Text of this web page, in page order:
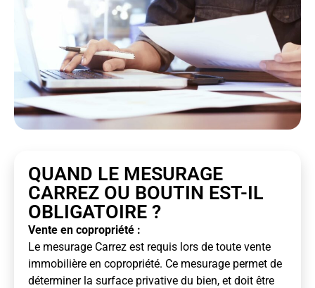
QUAND LE MESURAGE
CARREZ OU BOUTIN EST-IL
OBLIGATOIRE ?
Vente en copropriété :
Le mesurage Carrez est requis lors de toute vente
immobilière en copropriété. Ce mesurage permet de
déterminer la surface privative du bien, et doit être